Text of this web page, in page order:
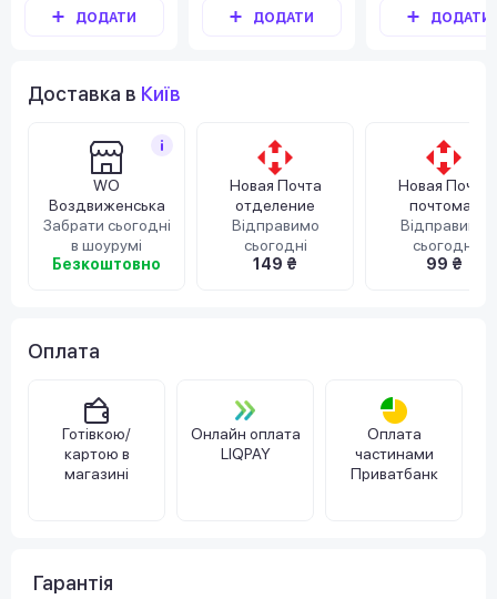
ДОДАТИ ДОДАТИ ДОДАТИ
Доставка в Київ
WO
Воздвиженська
Забрати сьогодні
в шоурумі
Безкоштовно
Новая Почта
отделение
Відправимо
сьогодні
149 ₴
Новая Почта
почтомат
Відправимо
сьогодні
99 ₴
Оплата
Готівкою/
картою в
магазині
Онлайн оплата
LIQPAY
Оплата
частинами
Приватбанк
Гарантія